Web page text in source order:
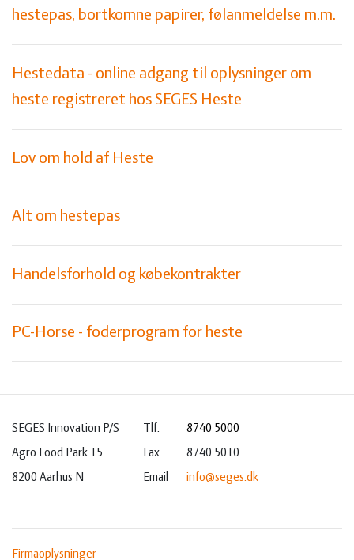
hestepas, bortkomne papirer, følanmeldelse m.m.
Hestedata - online adgang til oplysninger om
heste registreret hos SEGES Heste
Lov om hold af Heste
Alt om hestepas
Handelsforhold og købekontrakter
PC-Horse - foderprogram for heste
SEGES Innovation P/S
Agro Food Park 15
8200 Aarhus N
Tlf.
8740 5000
Fax.
8740 5010
Email
info@seges.dk
Firmaoplysninger